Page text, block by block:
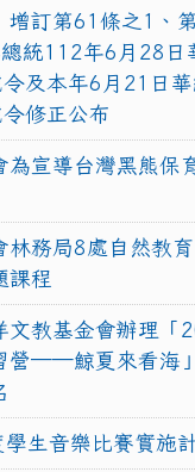
增訂第61條之1、
統112年6月28日
及本年6月21日華
修正公布
為宣導台灣黑熊保
林務局8處自然教
課程
文教基金會辦理「
營──鯨夏來看海
生音樂比賽實施